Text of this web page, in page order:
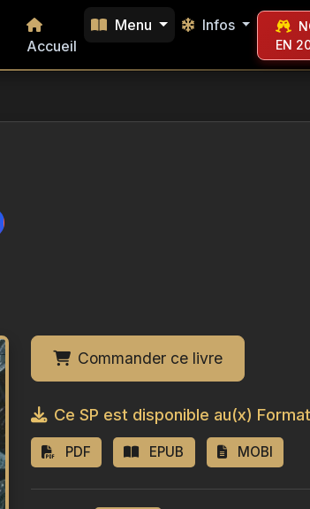
Accueil
Menu Infos
EN
Commander ce livre
Ce SP est disponible au(x)
PDF EPUB MOBI